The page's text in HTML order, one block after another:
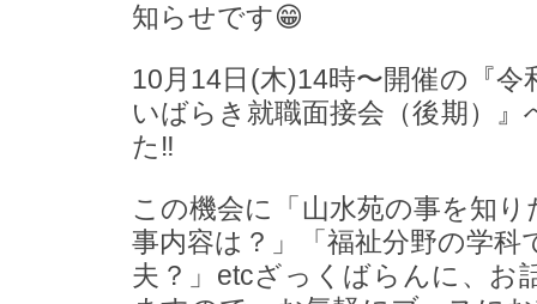
知らせです😁
10月14日(木)14時〜開催の『
いばらき就職面接会（後期）
た‼︎
この機会に「山水苑の事を知
事内容は？」「福祉分野の学
夫？」etcざっくばらんに、お